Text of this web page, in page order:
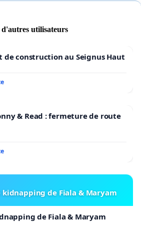
utilisateurs
de construction au Seignus Haut
& Read : fermeture de route
kidnapping de Fiala & Maryam
de Fiala & Maryam